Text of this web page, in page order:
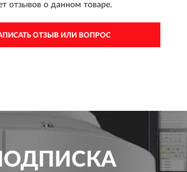
отзывов о данном товаре.
ОТЗЫВ ИЛИ ВОПРОС